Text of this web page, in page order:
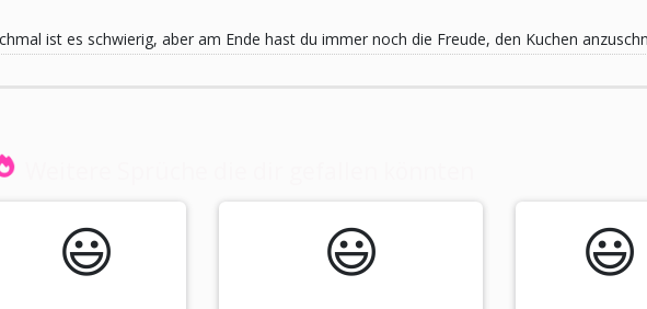
ist es schwierig, aber am Ende hast du immer noch die Freude, den Kuchen
Weitere Sprüche die dir gefallen könnten
😃️ 😃️ 😃️